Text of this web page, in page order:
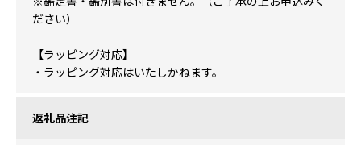
ださい）
【ラッピング対応】
・ラッピング対応はいたしかねます。
返礼品注記